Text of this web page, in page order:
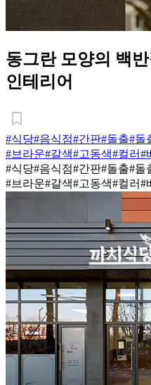
동그란 모양의 백
인테리어
#식당#음식점#간판#돌출#돌
#브라운#갈색#고동색#컬러#
#식당#음식점#간판#돌출#돌
#브라운#갈색#고동색#컬러#